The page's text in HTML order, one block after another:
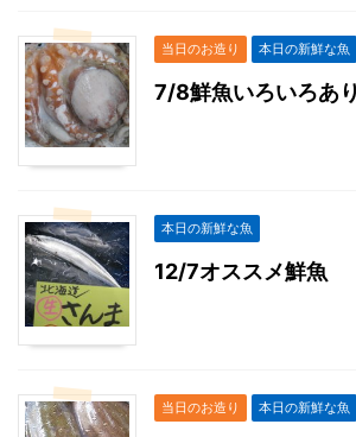
当日のお造り 本日の新鮮な魚
7/8鮮魚いろいろあり
本日の新鮮な魚
12/7オススメ鮮魚
当日のお造り 本日の新鮮な魚